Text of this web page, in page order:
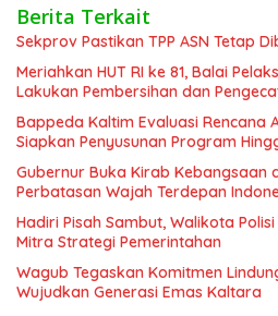
Berita Terkait
Sekprov Pastikan TPP ASN Tetap
Meriahkan HUT RI ke 81, Balai
Lakukan Pembersihan dan
Bappeda Kaltim Evaluasi Rencana
Siapkan Penyusunan Program
Gubernur Buka Kirab Kebangsaan
Perbatasan Wajah Terdepan
Hadiri Pisah Sambut, Walikota
Mitra Strategi Pemerintahan
Wagub Tegaskan Komitmen
Wujudkan Generasi Emas Kaltara